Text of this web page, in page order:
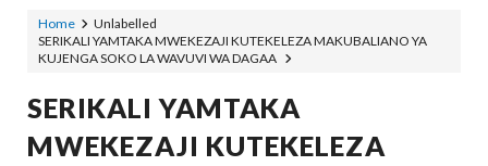
Alex Sonna
SERIKALI YASISITIZA USHINDANI WA HAKI
SERIKALI INATAMBUA MCHANGO WA
OSCAR ASSENGA-
RAIS SAMIA, MUSEVEN
Home
Unlabelled
SERIKALI YAMTAKA MWEKEZAJI KUTEKELEZA MAKUBALIANO YA
KUJENGA SOKO LA WAVUVI WA DAGAA
SERIKALI YAMTAKA
MWEKEZAJI KUTEKELEZA